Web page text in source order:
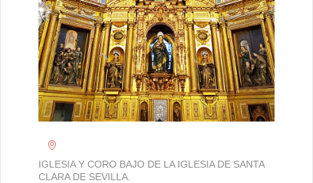
IGLESIA Y CORO BAJO DE LA IGLESIA DE SANTA
CLARA DE SEVILLA.